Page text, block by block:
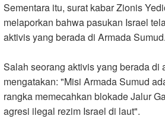
Sementara itu, surat kabar Zionis
melaporkan bahwa pasukan Israel
aktivis yang berada di Armada Sumud.
Salah seorang aktivis yang berada di
mengatakan: "Misi Armada Sumud
rangka memecahkan blokade Jalur
agresi ilegal rezim Israel di laut."